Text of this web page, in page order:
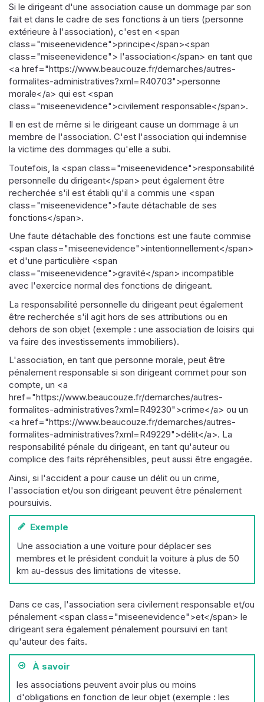
Si le dirigeant d'une association cause un dommage par son
fait et dans le cadre de ses fonctions à un tiers (personne
extérieure à l'association), c'est en <span
class="miseenevidence">principe</span><span
class="miseenevidence"> l'association</span> en tant que
<a href="https://www.beaucouze.fr/demarches/autres-
formalites-administratives?xml=R40703">personne
morale</a> qui est <span
class="miseenevidence">civilement responsable</span>.
Il en est de même si le dirigeant cause un dommage à un
membre de l'association. C'est l'association qui indemnise
la victime des dommages qu'elle a subi.
Toutefois, la <span class="miseenevidence">responsabilité
personnelle du dirigeant</span> peut également être
recherchée s'il est établi qu'il a commis une <span
class="miseenevidence">faute détachable de ses
fonctions</span>.
Une faute détachable des fonctions est une faute commise
<span class="miseenevidence">intentionnellement</span>
et d'une particulière <span
class="miseenevidence">gravité</span> incompatible
avec l'exercice normal des fonctions de dirigeant.
La responsabilité personnelle du dirigeant peut également
être recherchée s'il agit hors de ses attributions ou en
dehors de son objet (exemple : une association de loisirs qui
va faire des investissements immobiliers).
L'association, en tant que personne morale, peut être
pénalement responsable si son dirigeant commet pour son
compte, un <a
href="https://www.beaucouze.fr/demarches/autres-
formalites-administratives?xml=R49230">crime</a> ou un
<a href="https://www.beaucouze.fr/demarches/autres-
formalites-administratives?xml=R49229">délit</a>. La
responsabilité pénale du dirigeant, en tant qu'auteur ou
complice des faits répréhensibles, peut aussi être engagée.
Ainsi, si l'accident a pour cause un délit ou un crime,
l'association et/ou son dirigeant peuvent être pénalement
poursuivis.
Exemple
Une association a une voiture pour déplacer ses
membres et le président conduit la voiture à plus de 50
km au-dessus des limitations de vitesse.
Dans ce cas, l'association sera civilement responsable et/ou
pénalement <span class="miseenevidence">et</span> le
dirigeant sera également pénalement poursuivi en tant
qu'auteur des faits.
À savoir
les associations peuvent avoir plus ou moins
d'obligations en fonction de leur objet (exemple : les